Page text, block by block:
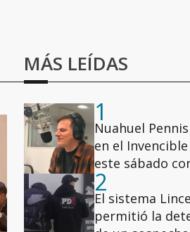
MÁS LEÍDAS
1
Nuahuel
en el
este sábado
show gratuito
2
El sistema Lince
permitió la